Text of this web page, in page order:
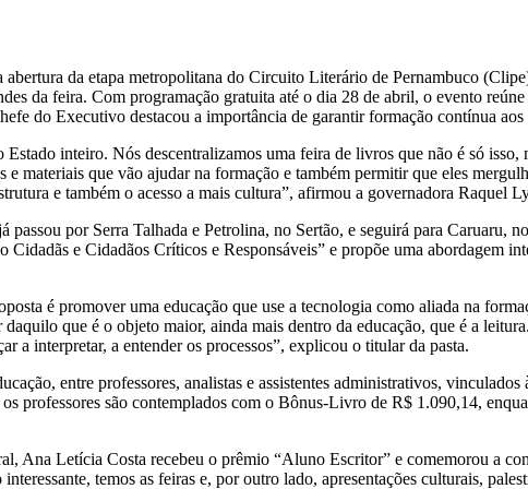
da etapa metropolitana do Circuito Literário de Pernambuco
da feira. Com programação gratuita até o dia 28 de abril, o evento
do Executivo destacou a importância de garantir formação contínua
inteiro. Nós descentralizamos uma feira de livros que não é só
materiais que vão ajudar na formação e também permitir que eles
e também o acesso a mais cultura”, afirmou a governadora Raquel
por Serra Talhada e Petrolina, no Sertão, e seguirá para Caruaru,
e Cidadãos Críticos e Responsáveis” e propõe uma abordagem
é promover uma educação que use a tecnologia como aliada na
que é o objeto maior, ainda mais dentro da educação, que é a
a interpretar, a entender os processos”, explicou o titular da pasta.
entre professores, analistas e assistentes administrativos,
professores são contemplados com o Bônus-Livro de R$ 1.090,14,
Ana Letícia Costa recebeu o prêmio “Aluno Escritor” e comemorou a
temos as feiras e, por outro lado, apresentações culturais,